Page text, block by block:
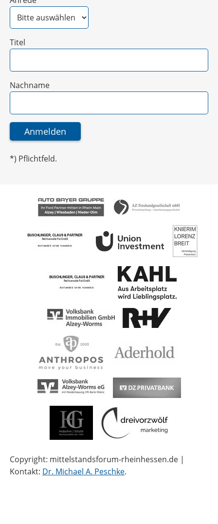
Titel
Nachname
*) Pflichtfeld.
Copyright: mittelstandsforum-rheinhessen.de |
Kontakt: Dr. Michael A. Peschke.